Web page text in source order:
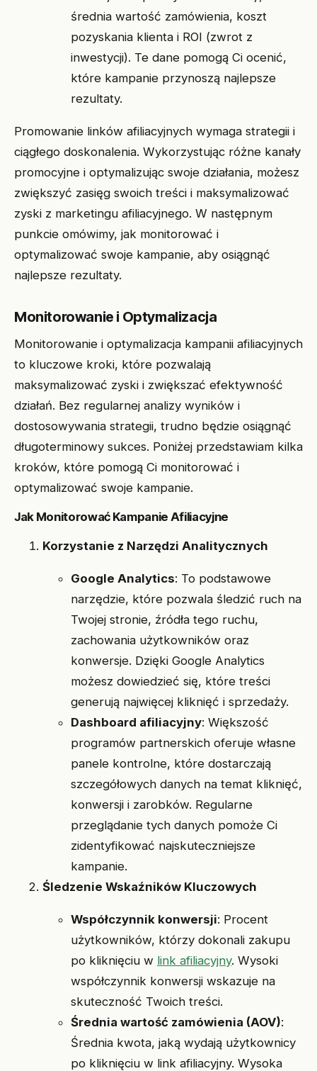
średnia wartość zamówienia, koszt
pozyskania klienta i ROI (zwrot z
inwestycji). Te dane pomogą Ci ocenić,
które kampanie przynoszą najlepsze
rezultaty.
Promowanie linków afiliacyjnych wymaga strategii i
ciągłego doskonalenia. Wykorzystując różne kanały
promocyjne i optymalizując swoje działania, możesz
zwiększyć zasięg swoich treści i maksymalizować
zyski z marketingu afiliacyjnego. W następnym
punkcie omówimy, jak monitorować i
optymalizować swoje kampanie, aby osiągnąć
najlepsze rezultaty.
Monitorowanie i Optymalizacja
Monitorowanie i optymalizacja kampanii afiliacyjnych
to kluczowe kroki, które pozwalają
maksymalizować zyski i zwiększać efektywność
działań. Bez regularnej analizy wyników i
dostosowywania strategii, trudno będzie osiągnąć
długoterminowy sukces. Poniżej przedstawiam kilka
kroków, które pomogą Ci monitorować i
optymalizować swoje kampanie.
Jak Monitorować Kampanie Afiliacyjne
Korzystanie z Narzędzi Analitycznych
Google Analytics: To podstawowe
narzędzie, które pozwala śledzić ruch na
Twojej stronie, źródła tego ruchu,
zachowania użytkowników oraz
konwersje. Dzięki Google Analytics
możesz dowiedzieć się, które treści
generują najwięcej kliknięć i sprzedaży.
Dashboard afiliacyjny: Większość
programów partnerskich oferuje własne
panele kontrolne, które dostarczają
szczegółowych danych na temat kliknięć,
konwersji i zarobków. Regularne
przeglądanie tych danych pomoże Ci
zidentyfikować najskuteczniejsze
kampanie.
Śledzenie Wskaźników Kluczowych
Współczynnik konwersji: Procent
użytkowników, którzy dokonali zakupu
po kliknięciu w link afiliacyjny. Wysoki
współczynnik konwersji wskazuje na
skuteczność Twoich treści.
Średnia wartość zamówienia (AOV):
Średnia kwota, jaką wydają użytkownicy
po kliknięciu w link afiliacyjny. Wysoka